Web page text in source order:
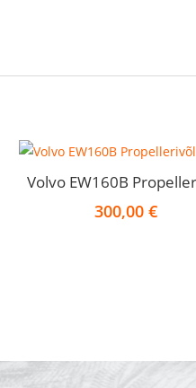
Volvo EW160B
300,00€